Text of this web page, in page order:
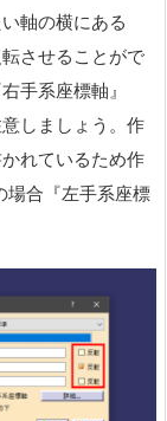
軸の横にある
させることがで
手系座標軸』
しましょう。作
れているため作
場合『左手系座標